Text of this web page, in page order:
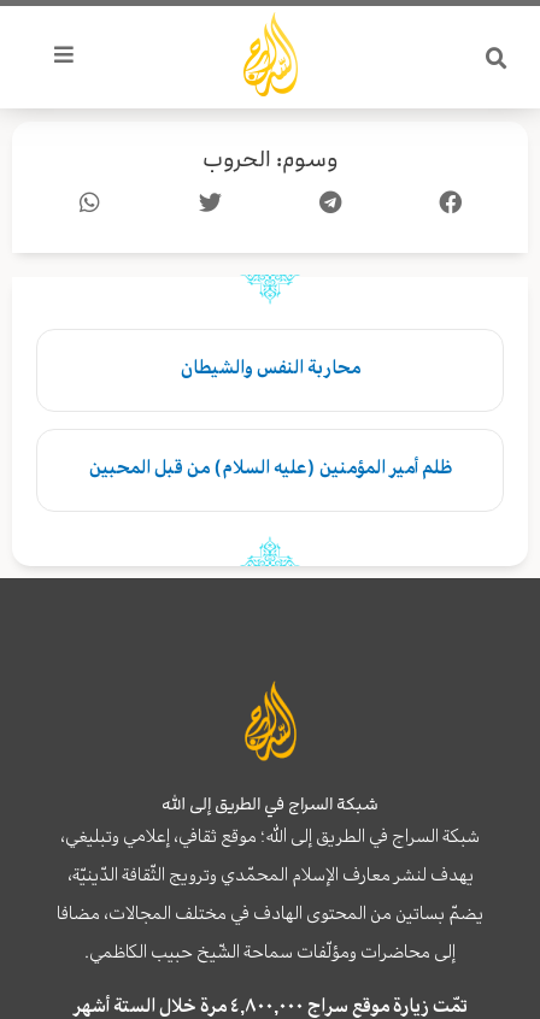
تخطي
المحتوى
وسوم: الحروب
محاربة النفس والشيطان
ظلم أمير المؤمنين (عليه السلام) من قبل المحبين
شبكة السراج في الطريق إلى الله
شبكة السراج في الطريق إلى الله؛ موقع ثقافي، إعلامي وتبليغي،
يهدف لنشر معارف الإسلام المحمّدي وترويج الثّقافة الدّينيّة،
يضمّ بساتين من المحتوى الهادف في مختلف المجالات، مضافا
إلى محاضرات ومؤلّفات سماحة الشّيخ حبيب الكاظمي.
تمّت زيارة موقع سراج ٤,٨٠٠,٠٠٠ مرة خلال الستة أشهر